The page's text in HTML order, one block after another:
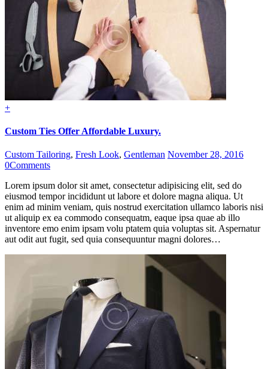
+
Custom Ties Offer Affordable Luxury.
Custom Tailoring, Fresh Look, Gentleman November 28, 2016
0Comments
Lorem ipsum dolor sit amet, consectetur adipisicing elit, sed do
eiusmod tempor incididunt ut labore et dolore magna aliqua. Ut
enim ad minim veniam, quis nostrud exercitation ullamco laboris nisi
ut aliquip ex ea commodo consequatm, eaque ipsa quae ab illo
inventore emo enim ipsam volu ptatem quia voluptas sit. Aspernatur
aut odit aut fugit, sed quia consequuntur magni dolores…